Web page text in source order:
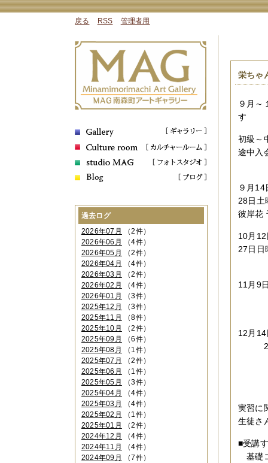
戻る RSS 管理者用
栄ちゃ
９月～
す
初級～
途中入
９月
28日土
彼岸花
10月
27日日
11月9
12月
21日
実習に
生徒さ
■受講
基礎
過去ログ
2026年07月
（2件）
2026年06月
（4件）
2026年05月
（2件）
2026年04月
（4件）
2026年03月
（2件）
2026年02月
（4件）
2026年01月
（3件）
2025年12月
（3件）
2025年11月
（8件）
2025年10月
（2件）
2025年09月
（6件）
2025年08月
（1件）
2025年07月
（2件）
2025年06月
（1件）
2025年05月
（3件）
2025年04月
（4件）
2025年03月
（4件）
2025年02月
（1件）
2025年01月
（2件）
2024年12月
（4件）
2024年11月
（4件）
2024年09月
（7件）